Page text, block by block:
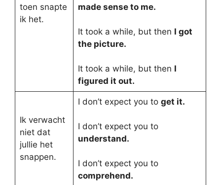
toen snapte
ik het.
made sense to me.
It took a while, but then I got
the picture.
It took a while, but then I
figured it out.
Ik verwacht
niet dat
jullie het
snappen.
I don’t expect you to get it.
I don’t expect you to
understand.
I don’t expect you to
comprehend.